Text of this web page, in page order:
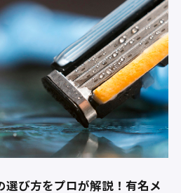
選び方をプロが解説！有名メ